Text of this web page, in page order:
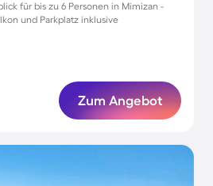
für bis zu 6 Personen in Mimizan -
und Parkplatz inklusive
Zum Angebot